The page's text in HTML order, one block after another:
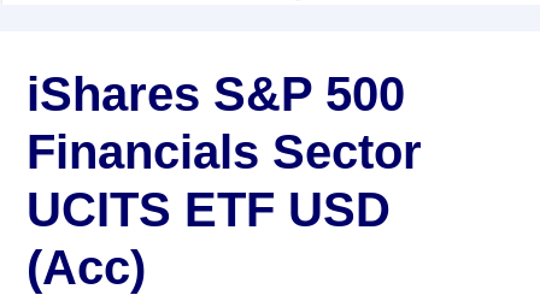
iShares S&P 500
Financials Sector
UCITS ETF USD
(Acc)